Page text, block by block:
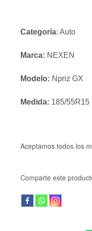
Categoría: Auto
Marca: NEXEN
Modelo: Npriz GX
Medida: 185/55R15
Aceptamos todos los
Comparte este